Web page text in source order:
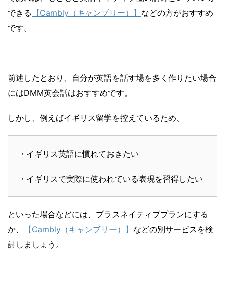
できる 【Cambly（キャンブリー）】 などの方がおすすめ
です。
前述したとおり、自分が英語を話す場を多く作りたい場合
にはDMM英会話はおすすめです。
しかし、例えばイギリス留学を控えているため、
・イギリス英語に慣れておきたい
・イギリスで実際に使われている表現を習得したい
といった場合などには、プラスネイティブプランにする
か、
【Cambly（キャンブリー）】 などの別サービスを検
討しましょう。